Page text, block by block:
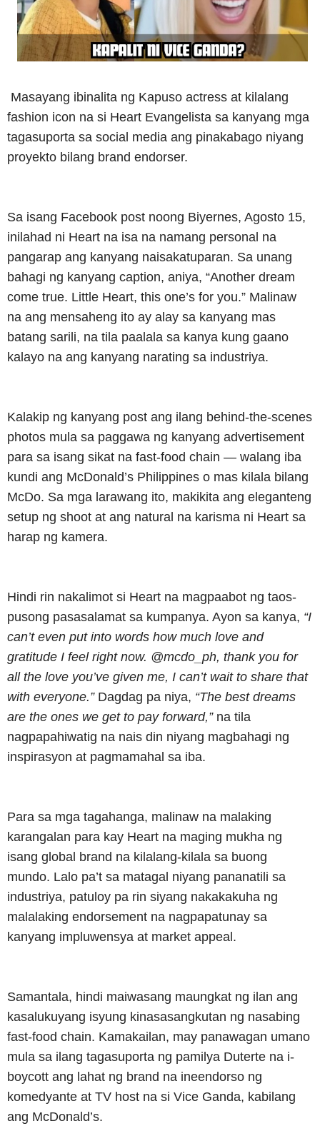
Masayang ibinalita ng Kapuso actress at kilalang
fashion icon na si Heart Evangelista sa kanyang mga
tagasuporta sa social media ang pinakabago niyang
proyekto bilang brand endorser.
Sa isang Facebook post noong Biyernes, Agosto 15,
inilahad ni Heart na isa na namang personal na
pangarap ang kanyang naisakatuparan. Sa unang
bahagi ng kanyang caption, aniya, “Another dream
come true. Little Heart, this one’s for you.” Malinaw
na ang mensaheng ito ay alay sa kanyang mas
batang sarili, na tila paalala sa kanya kung gaano
kalayo na ang kanyang narating sa industriya.
Kalakip ng kanyang post ang ilang behind-the-scenes
photos mula sa paggawa ng kanyang advertisement
para sa isang sikat na fast-food chain — walang iba
kundi ang McDonald’s Philippines o mas kilala bilang
McDo. Sa mga larawang ito, makikita ang eleganteng
setup ng shoot at ang natural na karisma ni Heart sa
harap ng kamera.
Hindi rin nakalimot si Heart na magpaabot ng taos-
pusong pasasalamat sa kumpanya. Ayon sa kanya, “I
can’t even put into words how much love and
gratitude I feel right now. @mcdo_ph, thank you for
all the love you’ve given me, I can’t wait to share that
with everyone.”Dagdag pa niya, “The best dreams
are the ones we get to pay forward,”na tila
nagpapahiwatig na nais din niyang magbahagi ng
inspirasyon at pagmamahal sa iba.
Para sa mga tagahanga, malinaw na malaking
karangalan para kay Heart na maging mukha ng
isang global brand na kilalang-kilala sa buong
mundo. Lalo pa’t sa matagal niyang pananatili sa
industriya, patuloy pa rin siyang nakakakuha ng
malalaking endorsement na nagpapatunay sa
kanyang impluwensya at market appeal.
Samantala, hindi maiwasang maungkat ng ilan ang
kasalukuyang isyung kinasasangkutan ng nasabing
fast-food chain. Kamakailan, may panawagan umano
mula sa ilang tagasuporta ng pamilya Duterte na i-
boycott ang lahat ng brand na ineendorso ng
komedyante at TV host na si Vice Ganda, kabilang
ang McDonald’s.